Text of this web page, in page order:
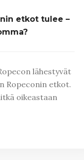
etkot tulee –
lähestyvät
Ropeconin etkot.
oikeastaan